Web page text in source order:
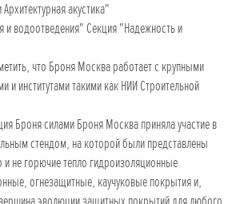
акустика"
и водоотведения" Секция "Надежность и
что Броня Москва работает с крупными
и институтами такими как НИИ Строительной
Броня силами Броня Москва приняла участие в
стендом, на которой были представлены
не горючие тепло гидроизоляционные
огнезащитные, каучуковые покрытия и,